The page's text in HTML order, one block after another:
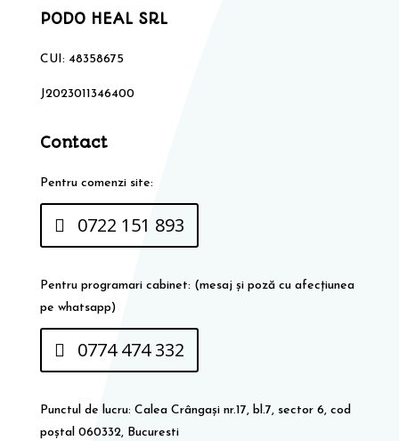
PODO HEAL SRL
CUI: 48358675
J2023011346400
Contact
Pentru comenzi site:
0722 151 893
Pentru programari cabinet: (mesaj și poză cu afecțiunea
pe whatsapp)
0774 474 332
Punctul de lucru: Calea Crângași nr.17, bl.7, sector 6, cod
poștal 060332, Bucuresti